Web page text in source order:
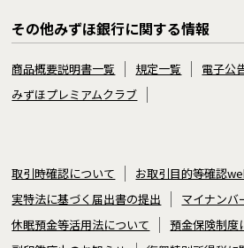
その他みずほ銀行に関する情報
商品概要説明書一覧 規定一覧
電子公
みずほプレミアムクラブ
取引時確認について
お取引目的等確認
実特法に基づく届出書の提出
マイナンバ
休眠預金等活用法について
預金保険制度